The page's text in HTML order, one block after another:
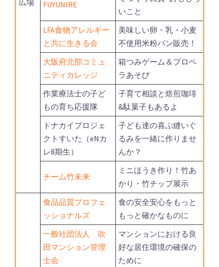
広場
FUYUNIRE
いこと
LFA食物アレルギー
と共に生きる会
美味しい卵・乳・小麦
不使用米粉パン販売！
大阪府北部コミュ
ニティカレッジ
箱つみゲーム＆プロペ
ラあそび
作業療法士の子ど
もの育ち応援隊
子育て相談と焙煎珈琲
&駄菓子もあるよ
トナカイプロジェ
クトすいた（eNカ
レ8期生）
子ども達の喜ぶ縫いぐ
るみを一緒に作りませ
んか？
チーム竹未来
ミニほうき作り！竹あ
かり・竹チップ展示
食品品質プロフェ
ッショナルズ
食の安全安心をもっと
もっと確かなものに
一般社団法人 吹
田マンション管理
士会
マンションにおける良
好な居住環境の確保の
ために